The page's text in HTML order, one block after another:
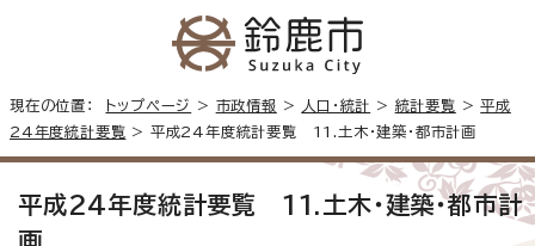
現在の位置： トップページ > 市政情報 > 人口・統計 > 統計要覧 >平成
24年度統計要覧 > 平成24年度統計要覧 11.土木・建築・都市計画
平成24年度統計要覧 11.土木・建築・都市計
画